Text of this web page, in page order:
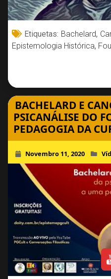
Etiquetas: Bachelard,
Epistemologia Histórica,
BACHELARD E
PSICANÁLISE DO
PEDAGOGIA DA
Novembro 11, 2020